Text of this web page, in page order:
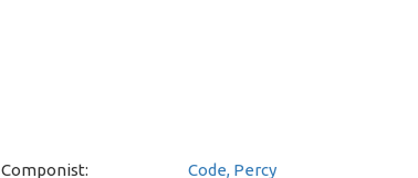
Componist:
Code, Percy